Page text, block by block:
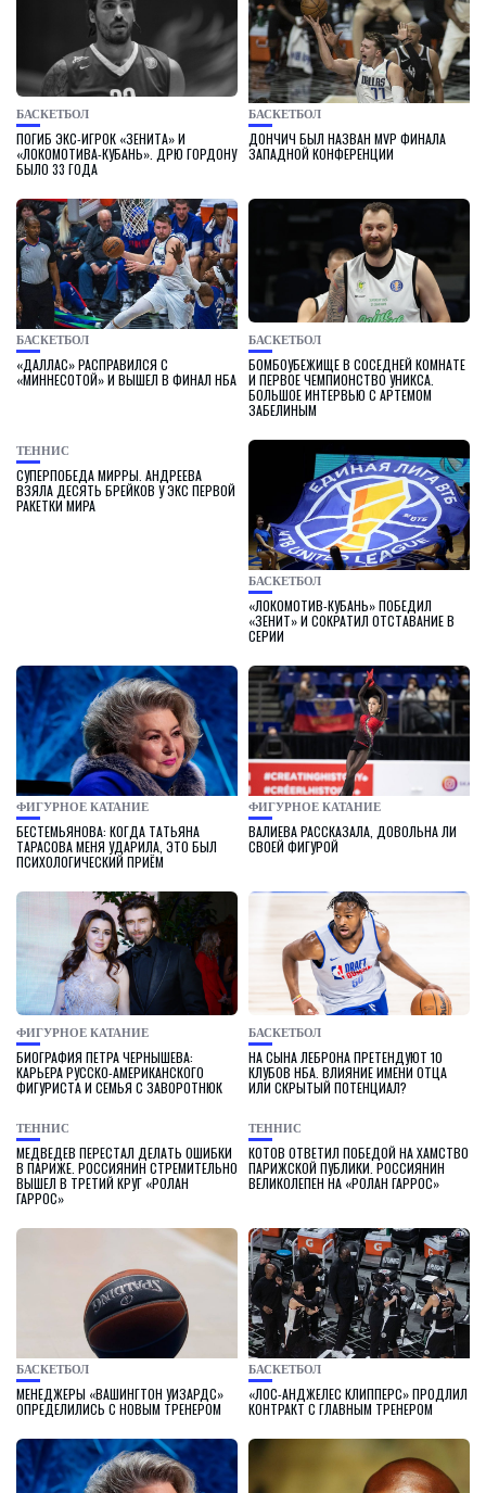
БАСКЕТБОЛ
ПОГИБ ЭКС-ИГРОК «ЗЕНИТА» И
«ЛОКОМОТИВА-КУБАНЬ». ДРЮ ГОРДОНУ
БЫЛО 33 ГОДА
БАСКЕТБОЛ
ДОНЧИЧ БЫЛ НАЗВАН MVP ФИНАЛА
ЗАПАДНОЙ КОНФЕРЕНЦИИ
БАСКЕТБОЛ
«ДАЛЛАС» РАСПРАВИЛСЯ С
«МИННЕСОТОЙ» И ВЫШЕЛ В ФИНАЛ НБА
БАСКЕТБОЛ
БОМБОУБЕЖИЩЕ В СОСЕДНЕЙ КОМНАТЕ
И ПЕРВОЕ ЧЕМПИОНСТВО УНИКСА.
БОЛЬШОЕ ИНТЕРВЬЮ С АРТЕМОМ
ЗАБЕЛИНЫМ
ТЕННИС
СУПЕРПОБЕДА МИРРЫ. АНДРЕЕВА
ВЗЯЛА ДЕСЯТЬ БРЕЙКОВ У ЭКС ПЕРВОЙ
РАКЕТКИ МИРА
БАСКЕТБОЛ
«ЛОКОМОТИВ-КУБАНЬ» ПОБЕДИЛ
«ЗЕНИТ» И СОКРАТИЛ ОТСТАВАНИЕ В
СЕРИИ
ФИГУРНОЕ КАТАНИЕ
БЕСТЕМЬЯНОВА: КОГДА ТАТЬЯНА
ТАРАСОВА МЕНЯ УДАРИЛА, ЭТО БЫЛ
ПСИХОЛОГИЧЕСКИЙ ПРИЁМ
ФИГУРНОЕ КАТАНИЕ
ВАЛИЕВА РАССКАЗАЛА, ДОВОЛЬНА ЛИ
СВОЕЙ ФИГУРОЙ
ФИГУРНОЕ КАТАНИЕ
БИОГРАФИЯ ПЕТРА ЧЕРНЫШЕВА:
КАРЬЕРА РУССКО-АМЕРИКАНСКОГО
ФИГУРИСТА И СЕМЬЯ С ЗАВОРОТНЮК
БАСКЕТБОЛ
НА СЫНА ЛЕБРОНА ПРЕТЕНДУЮТ 10
КЛУБОВ НБА. ВЛИЯНИЕ ИМЕНИ ОТЦА
ИЛИ СКРЫТЫЙ ПОТЕНЦИАЛ?
ТЕННИС
МЕДВЕДЕВ ПЕРЕСТАЛ ДЕЛАТЬ ОШИБКИ
В ПАРИЖЕ. РОССИЯНИН СТРЕМИТЕЛЬНО
ВЫШЕЛ В ТРЕТИЙ КРУГ «РОЛАН
ГАРРОС»
ТЕННИС
КОТОВ ОТВЕТИЛ ПОБЕДОЙ НА ХАМСТВО
ПАРИЖСКОЙ ПУБЛИКИ. РОССИЯНИН
ВЕЛИКОЛЕПЕН НА «РОЛАН ГАРРОС»
БАСКЕТБОЛ
МЕНЕДЖЕРЫ «ВАШИНГТОН УИЗАРДС»
ОПРЕДЕЛИЛИСЬ С НОВЫМ ТРЕНЕРОМ
БАСКЕТБОЛ
«ЛОС-АНДЖЕЛЕС КЛИППЕРС» ПРОДЛИЛ
КОНТРАКТ С ГЛАВНЫМ ТРЕНЕРОМ